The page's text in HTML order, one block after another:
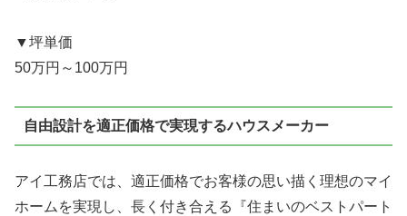
▼坪単価
50万円～100万円
自由設計を適正価格で実現するハウスメーカー
アイ工務店では、適正価格でお客様の思い描く理想のマイ
ホームを実現し、長く付き合える『住まいのベストパート